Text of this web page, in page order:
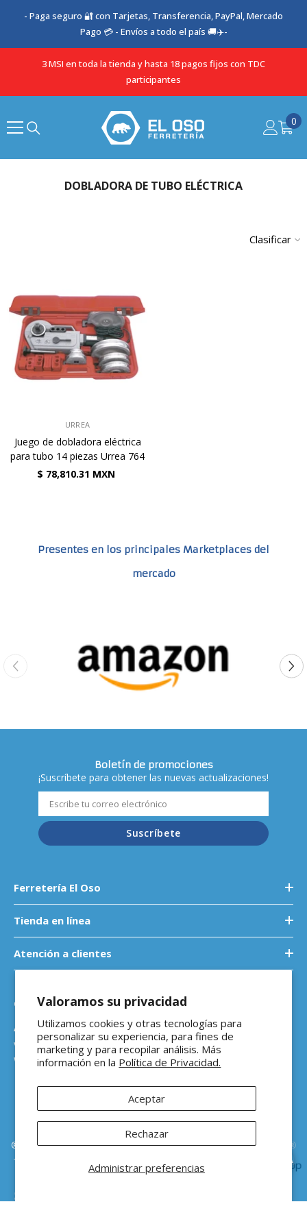
Valoramos su privacidad
Utilizamos cookies y otras tecnologías para
personalizar su experiencia, para fines de
marketing y para recopilar análisis. Más
información en la Política de Privacidad.
Administrar preferencias
Aceptar
Rechazar
SALTAR AL CONTENIDO
- Paga seguro 🔐 con Tarjetas, Transferencia, PayPal, Mercado
Pago 💳 - Envíos a todo el país 🚚✈️-
3 MSI en toda la tienda y hasta 18 pagos fijos con TDC
participantes
0
0
DOBLADORA DE TUBO ELÉCTRICA
Clasificar
URREA
Juego de dobladora eléctrica
para tubo 14 piezas Urrea 764
$ 78,810.31 MXN
Presentes en los principales Marketplaces del
mercado
Boletín de promociones
¡Suscríbete para obtener las nuevas actualizaciones!
Suscríbete
Ferretería El Oso
Tienda en línea
Atención a clientes
Contáctanos
Atención a empresas
ventasb2b@ferreteriaeloso.mx
WhatsApp: 464 205 4992
®Ferretería El Oso Todos los derechos reservados |Vitamina Online®
Todos los precios de venta sugeridos están en MXN ($) e incluyen IVA